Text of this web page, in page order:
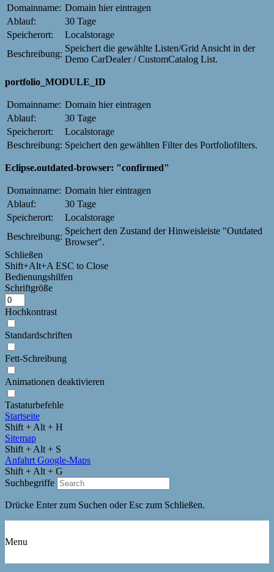
Domainname: Domain hier eintragen
Ablauf:
30 Tage
Speicherort:
Localstorage
Beschreibung:
Speichert die gewählte Listen/Grid Ansicht in der
Demo CarDealer / CustomCatalog List.
portfolio_MODULE_ID
Domainname: Domain hier eintragen
Ablauf:
30 Tage
Speicherort:
Localstorage
Beschreibung: Speichert den gewählten Filter des Portfoliofilters.
Eclipse.outdated-browser: "confirmed"
Domainname: Domain hier eintragen
Ablauf:
30 Tage
Speicherort:
Localstorage
Beschreibung:
Speichert den Zustand der Hinweisleiste "Outdated
Browser".
Schließen
Shift+Alt+A ESC to Close
Bedienungshilfen
Schriftgröße
Hochkontrast
Standardschriften
Fett-Schreibung
Animationen deaktivieren
Tastaturbefehle
Startseite
Shift + Alt + H
Sitemap
Shift + Alt + S
Anfahrt Google-Maps
Shift + Alt + G
Suchbegriffe
Drücke Enter zum Suchen oder Esc zum Schließen.
Menu